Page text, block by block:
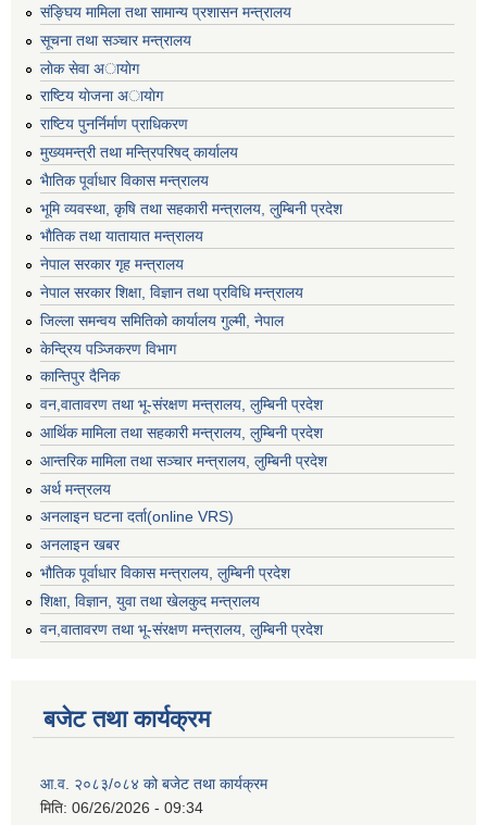
संङ्घिय मामिला तथा सामान्य प्रशासन मन्त्रालय
सूचना तथा सञ्चार मन्त्रालय
लाेक सेवा अायाेग
राष्टिय याेजना अायाेग
राष्टिय पुनर्निर्माण प्राधिकरण
मुख्यमन्त्री तथा मन्त्रिपरिषद् कार्यालय
भैातिक पूर्वाधार विकास मन्त्रालय
भूमि व्यवस्था, कृषि तथा सहकारी मन्त्रालय, लु्म्बिनी प्रदेश
भाैतिक तथा यातायात मन्त्रालय
नेपाल सरकार गृह मन्त्रालय
नेपाल सरकार शिक्षा, विज्ञान तथा प्रविधि मन्त्रालय
जिल्ला समन्वय समितिको कार्यालय गुल्मी, नेपाल
केन्द्रिय पञ्जिकरण विभाग
कान्तिपुर दैनिक
वन,वातावरण तथा भू-संरक्षण मन्त्रालय, लुम्बिनी प्रदेश
आर्थिक मामिला तथा सहकारी मन्त्रालय, लुम्बिनी प्रदेश
आन्तरिक मामिला तथा सञ्चार मन्त्रालय, लुम्बिनी प्रदेश
अर्थ मन्त्रलय
अनलाइन घटना दर्ता(online VRS)
अनलाइन खबर
भौतिक पूर्वाधार विकास मन्त्रालय, लुम्बिनी प्रदेश
शिक्षा, विज्ञान, युवा तथा खेलकुद मन्‍‍त्रालय
वन,वातावरण तथा भू-संरक्षण मन्त्रालय, लुम्बिनी प्रदेश
बजेट तथा कार्यक्रम
आ.व. २०८३/०८४ को बजेट तथा कार्यक्रम
मिति: 06/26/2026 - 09:34